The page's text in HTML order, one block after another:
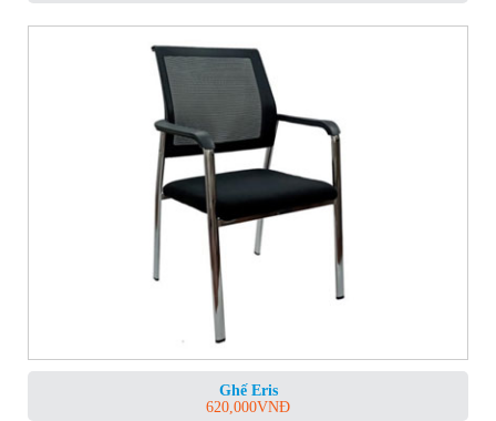
Ghế Eris
620,000VNĐ